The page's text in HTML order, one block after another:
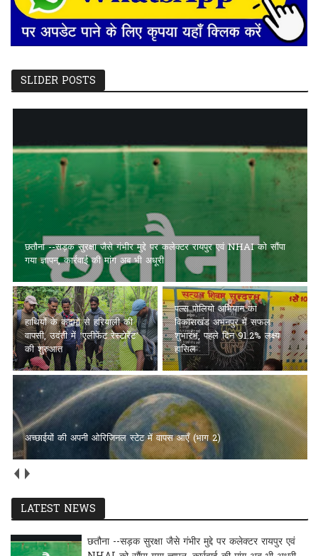
SLIDER POSTS
छतौना --सड़क सुरक्षा जैसे गंभीर मुद्दे पर कलेक्टर रायपुर एवं NHAI को सौंपा
गया ज्ञापन, कार्रवाई की मांग अब भी अधूरी
हाथियों के कदमों से हरियाली की
वापसी, उदंती में ‘एलीफेंट रेस्टोरेंट’
की शुरुआत
पल्स पोलियो अभियान का
विकासखंड अभनपुर में सफल
शुभारंभ, पहले दिन 91.2% लक्ष्य
हासिल
अच्छाईयों की अपनी ओरिजिनल स्टेट में वापस आएँ (भाग 2)
LATEST NEWS
छतौना --सड़क सुरक्षा जैसे गंभीर मुद्दे पर कलेक्टर रायपुर एवं